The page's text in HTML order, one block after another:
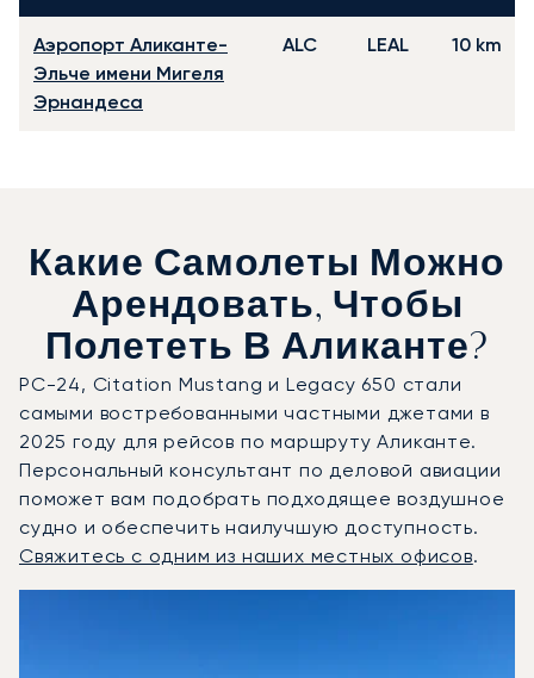
Аэропорт Аликанте-
Эльче имени Мигеля
Эрнандеса
ALC LEAL 10 km
Какие Самолеты Можно
Арендовать, Чтобы
Полететь В Аликанте?
PC-24, Citation Mustang и Legacy 650 стали
самыми востребованными частными джетами в
2025 году для рейсов по маршруту Аликанте.
Персональный консультант по деловой авиации
поможет вам подобрать подходящее воздушное
судно и обеспечить наилучшую доступность.
Свяжитесь с одним из наших местных офисов.